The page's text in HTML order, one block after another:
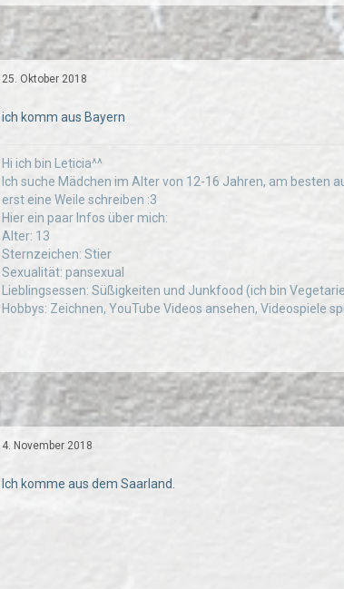
25. Oktober 2018
ich komm aus Bayern
Hi ich bin Leticia^^
Ich suche Mädchen im Alter von 12-16 Jahren, am
erst eine Weile schreiben :3
Hier ein paar Infos über mich:
Alter: 13
Sternzeichen: Stier
Sexualität: pansexual
Lieblingsessen: Süßigkeiten und Junkfood (ich bin
Hobbys: Zeichnen, YouTube Videos ansehen, Videospiele
4. November 2018
Ich komme aus dem Saarland.